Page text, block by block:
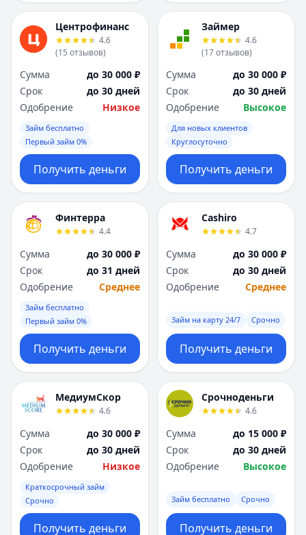
Центрофинанс
4.6
(15 отзывов)
Сумма
до 30 000 ₽
Срок
до 30 дней
Одобрение
Низкое
Займ бесплатно
Первый займ 0%
Получить деньги
Займер
4.6
(17отзывов)
Сумма
до 30 000 ₽
Срок
до 30 дней
Одобрение
Высокое
Для новых клиентов
Круглосуточно
Получить деньги
Финтерра
4.4
Сумма
до 30 000 ₽
Срок
до 31 дней
Одобрение
Среднее
Займ бесплатно
Первый займ 0%
Получить деньги
Cashiro
4.7
Сумма
до 30 000 ₽
Срок
до 30 дней
Одобрение
Среднее
Займ на карту 24/7 Срочно
Получить деньги
МедиумСкор
4.6
Сумма
до 30 000 ₽
Срок
до 30 дней
Одобрение
Низкое
Краткосрочный займ
Срочно
Получить деньги
Срочноденьги
4.6
Сумма
до 15 000 ₽
Срок
до 30 дней
Одобрение
Высокое
Займ бесплатно Срочно
Получить деньги